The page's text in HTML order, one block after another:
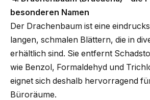
besonderen Namen
Der Drachenbaum ist eine
langen, schmalen Blättern, die in
erhältlich sind. Sie entfernt
wie Benzol, Formaldehyd und
eignet sich deshalb hervorragend
Büroräume.